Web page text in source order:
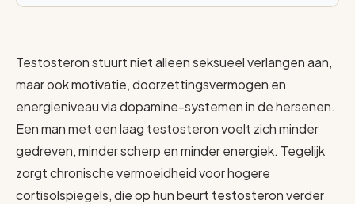
Testosteron stuurt niet alleen seksueel verlangen aan,
maar ook motivatie, doorzettingsvermogen en
energieniveau via dopamine-systemen in de hersenen.
Een man met een laag testosteron voelt zich minder
gedreven, minder scherp en minder energiek. Tegelijk
zorgt chronische vermoeidheid voor hogere
cortisolspiegels, die op hun beurt testosteron verder